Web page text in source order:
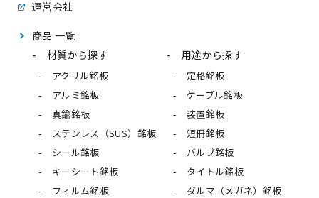
運営会社
商品 一覧
材質から探す
アクリル銘板
アルミ銘板
真鍮銘板
ステンレス（SUS）銘板
シール銘板
キーシート銘板
フィルム銘板
用途から探す
定格銘板
ケーブル銘板
装置銘板
短冊銘板
バルブ銘板
タイトル銘板
ダルマ（メガネ）銘板